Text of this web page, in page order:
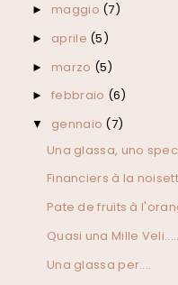
► maggio (7)
► aprile (5)
► marzo (5)
► febbraio (6)
▼ gennaio (7)
Una glassa, uno
Financiers à la
Pate de fruits à
Quasi una Mille Veli.....
Una glassa per....